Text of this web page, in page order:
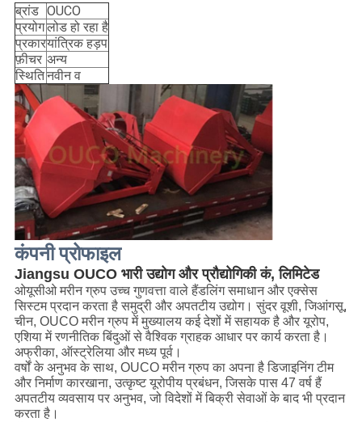
ब्रांड OUCO
प्रयोगलोड हो रहा है
प्रकारयांत्रिक हड़प
फ़ीचर अन्य
स्थितिनवीन व
कंपनी प्रोफाइल
Jiangsu OUCO भारी उद्योग और प्रौद्योगिकी कं, लिमिटेड
ओयूसीओ मरीन ग्रुप उच्च गुणवत्ता वाले हैंडलिंग समाधान और एक्सेस
सिस्टम प्रदान करता है समुद्री और अपतटीय उद्योग। सुंदर वूशी, जिआंगसू,
चीन, OUCO मरीन ग्रुप में मुख्यालय कई देशों में सहायक है और यूरोप,
एशिया में रणनीतिक बिंदुओं से वैश्विक ग्राहक आधार पर कार्य करता है।
अफ्रीका, ऑस्ट्रेलिया और मध्य पूर्व।
वर्षों के अनुभव के साथ, OUCO मरीन ग्रुप का अपना है डिजाइनिंग टीम
और निर्माण कारखाना, उत्कृष्ट यूरोपीय प्रबंधन, जिसके पास 47 वर्ष हैं
अपतटीय व्यवसाय पर अनुभव, जो विदेशों में बिक्री सेवाओं के बाद भी प्रदान
करता है।